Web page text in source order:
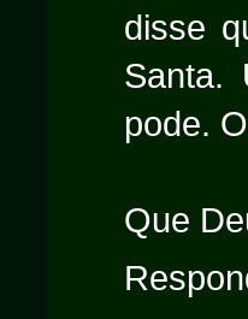
disse
Santa.
pode.
Que